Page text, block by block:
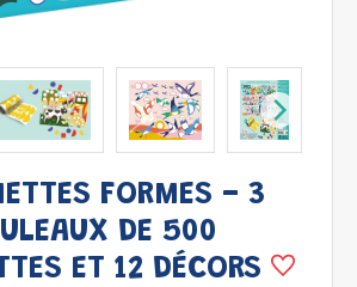
FORMES - 3
DE 500
ET 12 DÉCORS